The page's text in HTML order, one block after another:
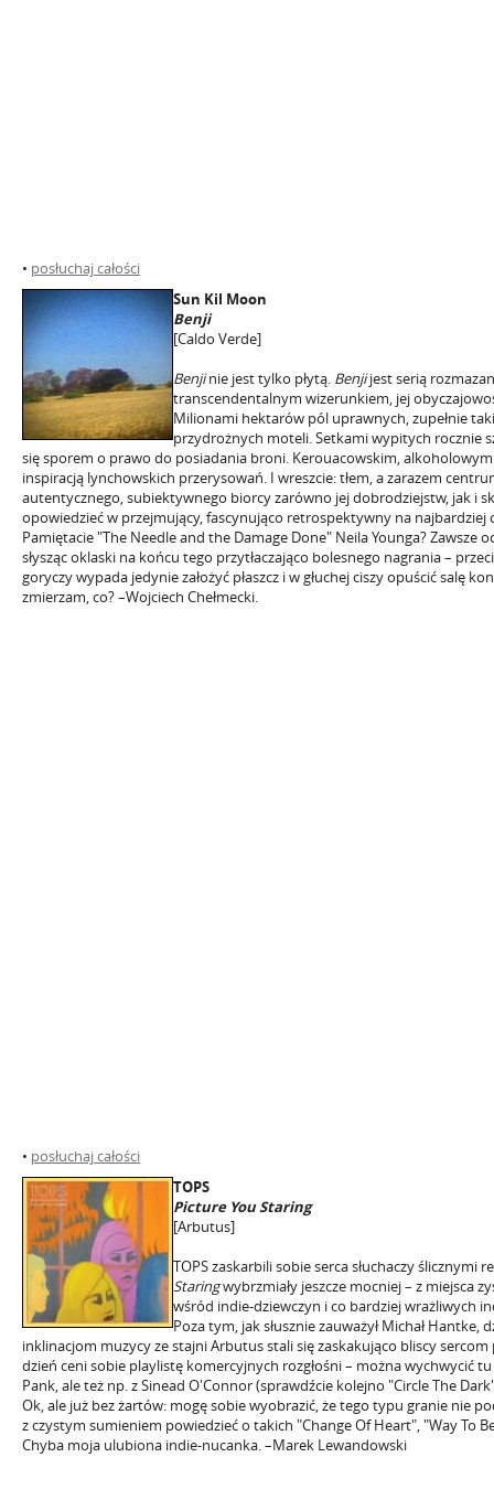
• posłuchaj całości
Sun Kil Moon
Benji
[Caldo Verde]
Benjinie jest tylko płytą. Benjijest serią
transcendentalnym wizerunkiem, jej
Milionami hektarów pól uprawnych, zupełnie
przydrożnych moteli. Setkami wypitych rocznie
się sporem o prawo do posiadania broni. Kerouacowskim,
inspiracją lynchowskich przerysowań. I wreszcie: tłem, a zarazem
autentycznego, subiektywnego biorcy zarówno jej dobrodziejstw, jak i
opowiedzieć w przejmujący, fascynująco retrospektywny na
Pamiętacie "The Needle and the Damage Done" Neila Younga? Zawsze
słysząc oklaski na końcu tego przytłaczająco bolesnego nagrania –
goryczy wypada jedynie założyć płaszcz i w głuchej ciszy opuścić salę
zmierzam, co? –Wojciech Chełmecki.
• posłuchaj całości
TOPS
Picture You Staring
[Arbutus]
TOPS zaskarbili sobie serca słuchaczy ślicznymi
Staringwybrzmiały jeszcze mocniej – z miejsca
wśród indie-dziewczyn i co bardziej wrażliwych
Poza tym, jak słusznie zauważył Michał
inklinacjom muzycy ze stajni Arbutus stali się zaskakująco bliscy
dzień ceni sobie playlistę komercyjnych rozgłośni – można wychwycić
Pank, ale też np. z Sinead O'Connor (sprawdźcie kolejno "Circle The
Ok, ale już bez żartów: mogę sobie wyobrazić, że tego typu granie nie
z czystym sumieniem powiedzieć o takich "Change Of Heart", "Way To
Chyba moja ulubiona indie-nucanka. –Marek Lewandowski